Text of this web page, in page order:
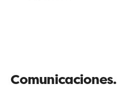
Comunicaciones.